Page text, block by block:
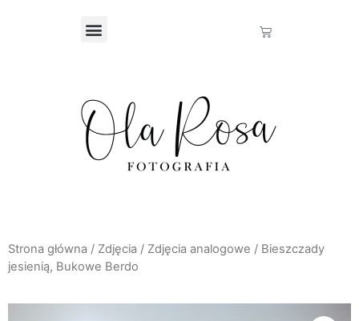
Strona główna / Zdjęcia / Zdjęcia analogowe / Bieszczady
jesienią, Bukowe Berdo